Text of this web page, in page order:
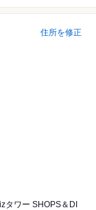
住所を修正
タワー SHOPS＆DI